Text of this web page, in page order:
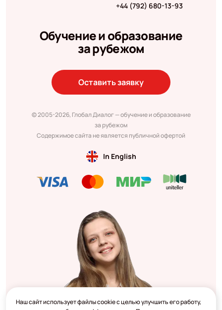
+44 (792) 680-13-93
Обучение и образование
за рубежом
Оставить заявку
© 2005-2026, Глобал Диалог — обучение и образование
за рубежом
Содержимое сайта не является публичной офертой
In English
Наш сайт использует файлы cookie с целью улучшить его работу,